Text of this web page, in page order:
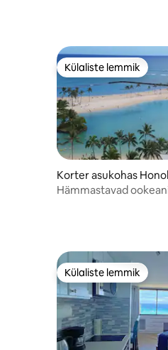
Külaliste lemmik
Külaliste lemmik
Korter asukohas
Hämmastavad
Külaliste lemmik
Külaliste lemmik